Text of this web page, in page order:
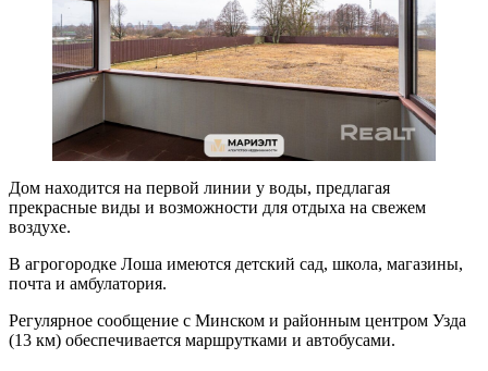
Дом находится на первой линии у воды, предлагая
прекрасные виды и возможности для отдыха на свежем
воздухе.
В агрогородке Лоша имеются детский сад, школа, магазины,
почта и амбулатория.
Регулярное сообщение с Минском и районным центром Узда
(13 км) обеспечивается маршрутками и автобусами.